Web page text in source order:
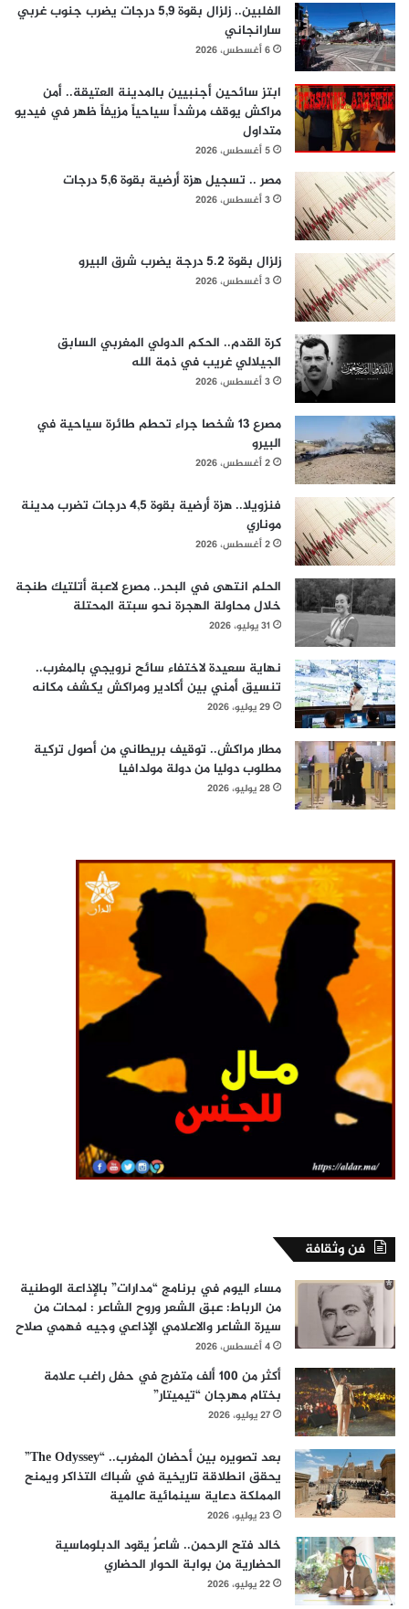
الفلبين.. زلزال بقوة 5,9 درجات يضرب جنوب غربي
سارانجاني
6 أغسطس، 2026
ابتز سائحين أجنبيين بالمدينة العتيقة.. أمن
مراكش يوقف مرشداً سياحياً مزيفاً ظهر في فيديو
متداول
5 أغسطس، 2026
مصر .. تسجيل هزة أرضية بقوة 5,6 درجات
3 أغسطس، 2026
زلزال بقوة 5.2 درجة يضرب شرق البيرو
3 أغسطس، 2026
كرة القدم.. الحكم الدولي المغربي السابق
الجيلالي غريب في ذمة الله
3 أغسطس، 2026
مصرع 13 شخصا جراء تحطم طائرة سياحية في
البيرو
2 أغسطس، 2026
فنزويلا.. هزة أرضية بقوة 4,5 درجات تضرب مدينة
موناري
2 أغسطس، 2026
الحلم انتهى في البحر.. مصرع لاعبة أتلتيك طنجة
خلال محاولة الهجرة نحو سبتة المحتلة
31 يوليو، 2026
نهاية سعيدة لاختفاء سائح نرويجي بالمغرب..
تنسيق أمني بين أكادير ومراكش يكشف مكانه
29 يوليو، 2026
مطار مراكش.. توقيف بريطاني من أصول تركية
مطلوب دوليا من دولة مولدافيا
28 يوليو، 2026
فن وثقافة
مساء اليوم في برنامج “مدارات” بالإذاعة الوطنية
من الرباط: عبق الشعر وروح الشاعر : لمحات من
سيرة الشاعر والاعلامي الإذاعي وجيه فهمي صلاح
4 أغسطس، 2026
أكثر من 100 ألف متفرج في حفل راغب علامة
بختام مهرجان “تيميتار”
27 يوليو، 2026
بعد تصويره بين أحضان المغرب.. “The Odyssey”
يحقق انطلاقة تاريخية في شباك التذاكر ويمنح
المملكة دعاية سينمائية عالمية
23 يوليو، 2026
خالد فتح الرحمن.. شاعرٌ يقود الدبلوماسية
الحضارية من بوابة الحوار الحضاري
22 يوليو، 2026